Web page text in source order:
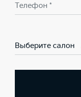
Телефон *
Выберите салон